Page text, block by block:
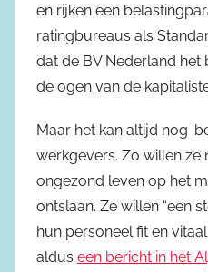
en rijken een
ratingbureaus als
dat de BV Nederland
de ogen van de
Maar het kan altijd nog
werkgevers. Zo willen ze
ongezond leven op het
ontslaan. Ze willen “een
hun personeel fit en
aldus een bericht in het